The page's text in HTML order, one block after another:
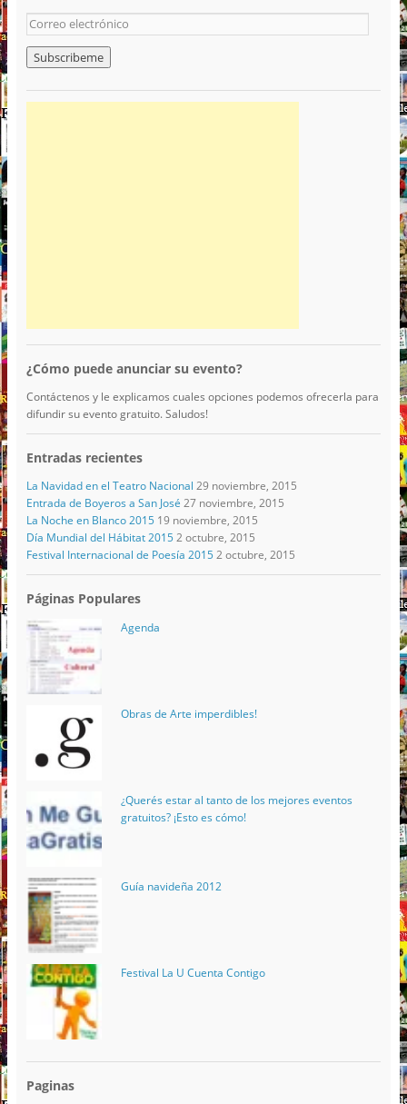
¿Cómo puede anunciar su evento?
Contáctenos y le explicamos cuales opciones podemos ofrecerla para
difundir su evento gratuito. Saludos!
Entradas recientes
La Navidad en el Teatro Nacional 29 noviembre, 2015
Entrada de Boyeros a San José 27 noviembre, 2015
La Noche en Blanco 2015 19 noviembre, 2015
Día Mundial del Hábitat 2015 2 octubre, 2015
Festival Internacional de Poesía 2015 2 octubre, 2015
Páginas Populares
Agenda
Obras de Arte imperdibles!
¿Querés estar al tanto de los mejores eventos
gratuitos? ¡Esto es cómo!
Guía navideña 2012
Festival La U Cuenta Contigo
Paginas